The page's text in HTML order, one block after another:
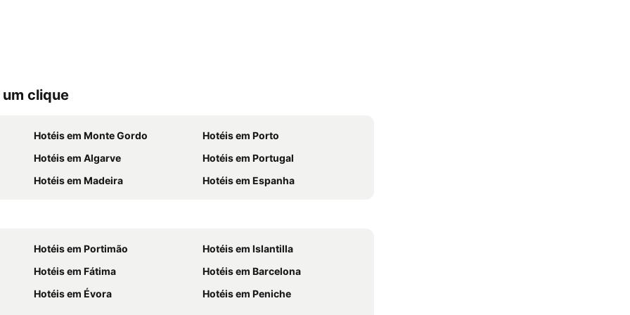
clique
Hotéis em Monte Gordo
Hotéis em Porto
Hotéis em Algarve
Hotéis em Portugal
Hotéis em Madeira
Hotéis em Espanha
Hotéis em Portimão
Hotéis em Islantilla
Hotéis em Fátima
Hotéis em Barcelona
Hotéis em Évora
Hotéis em Peniche